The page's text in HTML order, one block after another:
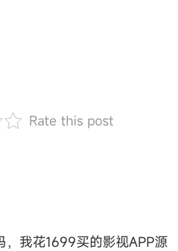
Rate this post
，我花1699买的影视APP源